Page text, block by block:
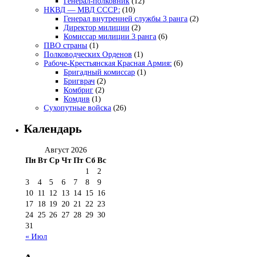
НКВД — МВД СССР: (10)
Генерал внутренней службы 3 ранга (2)
Директор милиции (2)
Комиссар милиции 3 ранга (6)
ПВО страны (1)
Полководческих Орденов (1)
Рабоче-Крестьянская Красная Армия: (6)
Бригадный комиссар (1)
Бригврач (2)
Комбриг (2)
Комдив (1)
Сухопутные войска (26)
Календарь
Август 2026
Пн Вт Ср Чт Пт Сб Вс
« Июл
1
2
3
4 5 6 7 8
9
10 11 12 13 14 15 16
17 18 19 20 21 22 23
24 25 26 27 28 29 30
31